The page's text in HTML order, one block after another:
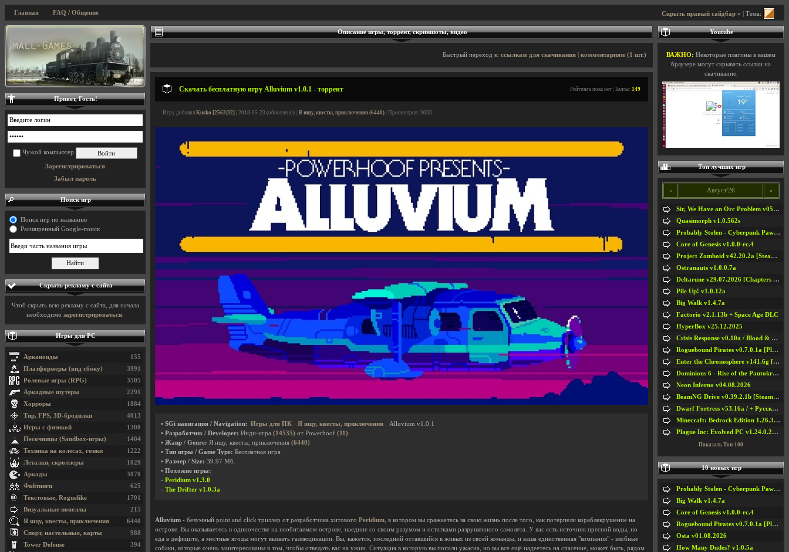
Скрыть правый сайдбар » | Тема:
Главная FAQ / Общение
Описание игры, торрент, скриншоты, видео
Быстрый переход к: ссылкам для скачивания комментариям (1 шт.)
Скачать бесплатную игру Alluvium v1.0.1 - торрент Рейтинга пока нет | Баллы: 149
Игру добавил Kusko [2563|32] | 2018-05-23 (обновлено) | Я ищу, квесты, приключения (6440) | Просмотров: 3033
• SGi навигация / Navigation: Игры для ПК Я ищу, квесты, приключения
Alluvium v1.0.1
• Разработчик / Developer: Инди-игра (14535) от Powerhoof (11)
• Жанр / Genre: Я ищу, квесты, приключения (6440)
• Тип игры / Game Type: Бесплатная игра
• Размер / Size: 39.97 Мб.
• Похожие игры:
- Peridium v1.3.0
- The Drifter v1.0.3a
Alluvium - безумный point and click триллер от разработчика хитового Peridium , в котором вы сражаетесь за свою жизнь после того, как потерпели кораблекрушение на
острове. Вы оказываетесь в одиночестве на необитаемом острове, наедине со своим разумом и остатками разрушенного самолета. У вас есть источник пресной воды, но
еда в дефиците, а местные ягоды могут вызвать галлюцинации. Вы, кажется, последний оставшийся в живых из своей команды, и ваша единственная "компания" - злобные
собаки, которые очень заинтересованы в том, чтобы отведать вас на ужин. Ситуация в которую вы попали ужасна, но вы все ещё надеетесь на спасение, может быть, рядом
Привет, Гость!
Чужой компьютер
Зарегистрироваться
Забыл пароль
Поиск игр
Поиск игр по названию
Расширенный Google-поиск
Скрыть рекламу с сайта
Чтоб скрыть всю рекламу с сайта, для начала
необходимо зарегистрироваться
Игры для PC
155
Арканоиды
3991
Платформеры (вид сбоку)
3505
Ролевые игры (RPG)
2291
Аркадные шутеры
1884
Хорроры
4013
Тир, FPS, 3D-бродилки
1308
Игры с физикой
1404
Песочницы (Sandbox-игры)
1222
Техника на колесах, гонки
1029
Леталки, скроллеры
3070
Аркады
625
Файтинги
1701
Текстовые, Roguelike
215
Визуальные новеллы
6440
Я ищу, квесты, приключения
988
Спорт, настольные, карты
394
Tower Defense
Youtube
ВАЖНО: Некоторые плагины в вашем
браузере могут скрывать ссылки на
скачивание.
Топ лучших игр
« Август'26 »
Sir, We Have an Orc Problem v05.08.2026
Quasimorph v1.0.562s
Probably Stolen - Cyberpunk Pawnshop Simulator v048c [Playtest]
Core of Genesis v1.0.0-rc.4
Project Zomboid v42.20.2a [Steam Early Access]
Ostranauts v1.0.0.7a
Deltarune v29.07.2026 [Chapters 1-5] / + RUS [Chapters 1-5]
Pile Up! v1.0.12a
Big Walk v1.4.7a
Factorio v2.1.13b + Space Age DLC
HyperBox v25.12.2025
Crisis Response v0.10a / Blood & Bullet
Roguebound Pirates v0.7.0.1a [Playtest]
Enter the Chronosphere v141.6g [Steam Early Access]
Dominions 6 - Rise of the Pantokrator v6.35a
Neon Inferno v04.08.2026
BeamNG Drive v0.39.2.1b [Steam Early Access]
Dwarf Fortress v53.16a / + Русская Версия v50.12a
Minecraft: Bedrock Edition 1.26.33.1a / + TLauncher v2.89
Plague Inc: Evolved PC v1.24.0.2a + All DLCs
Показать Топ-100
10 новых игр
Probably Stolen - Cyberpunk Pawnshop Simulator v048c [Playtest]
Big Walk v1.4.7a
Core of Genesis v1.0.0-rc.4
Roguebound Pirates v0.7.0.1a [Playtest]
Osta v01.08.2026
How Many Dudes? v1.0.5a